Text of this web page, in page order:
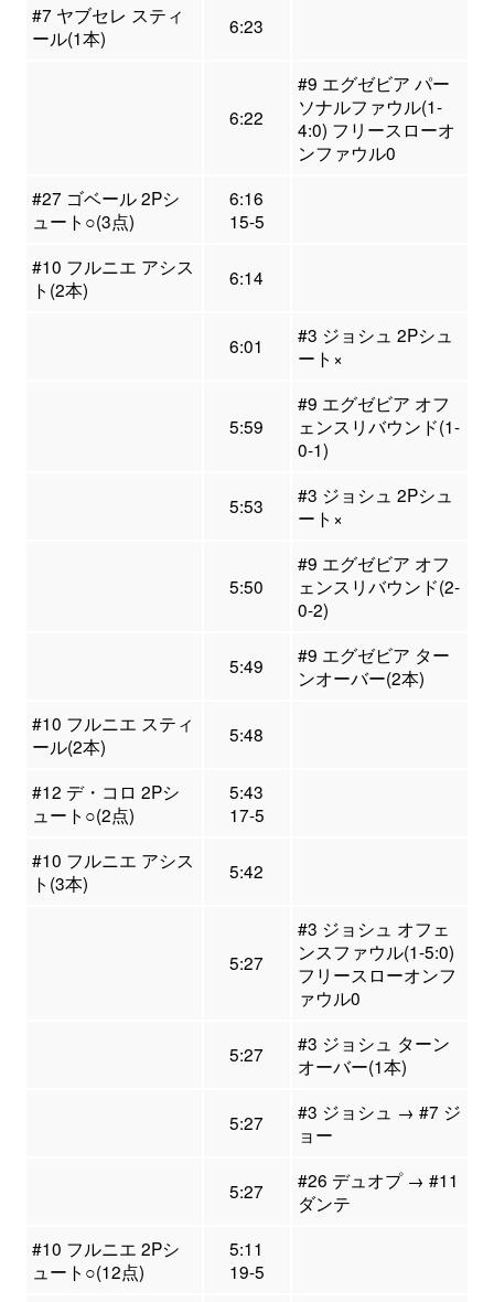
#7 ヤブセレ スティ
ール(1本)
6:23
6:22
#9 エグゼビア パー
ソナルファウル(1-
4:0) フリースローオ
ンファウル0
#27 ゴベール 2Pシ
ュート○(3点)
6:16
15-5
#10 フルニエ アシス
ト(2本)
6:14
6:01
#3 ジョシュ 2Pシュ
ート×
5:59
#9 エグゼビア オフ
ェンスリバウンド(1-
0-1)
5:53
#3 ジョシュ 2Pシュ
ート×
5:50
#9 エグゼビア オフ
ェンスリバウンド(2-
0-2)
5:49
#9 エグゼビア ター
ンオーバー(2本)
#10 フルニエ スティ
ール(2本)
5:48
#12 デ・コロ 2Pシ
ュート○(2点)
5:43
17-5
#10 フルニエ アシス
ト(3本)
5:42
5:27
#3 ジョシュ オフェ
ンスファウル(1-5:0)
フリースローオンフ
ァウル0
5:27
#3 ジョシュ ターン
オーバー(1本)
5:27
#3 ジョシュ → #7 ジ
ョー
5:27
#26 デュオプ → #11
ダンテ
#10 フルニエ 2Pシ
ュート○(12点)
5:11
19-5